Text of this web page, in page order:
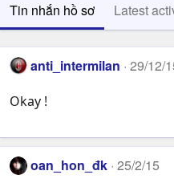
Tin nhắn hồ sơ Latest
anti_intermilan 29/12/
Okay !
oan_hon_đk 25/2/15